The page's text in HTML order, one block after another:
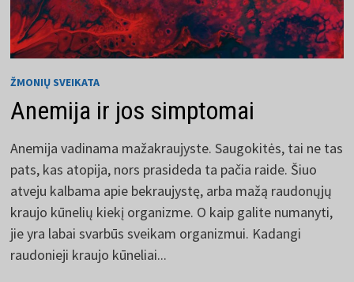
ŽMONIŲ SVEIKATA
Anemija ir jos simptomai
Anemija vadinama mažakraujyste. Saugokitės, tai ne tas
pats, kas atopija, nors prasideda ta pačia raide. Šiuo
atveju kalbama apie bekraujystę, arba mažą raudonųjų
kraujo kūnelių kiekį organizme. O kaip galite numanyti,
jie yra labai svarbūs sveikam organizmui. Kadangi
raudonieji kraujo kūneliai...